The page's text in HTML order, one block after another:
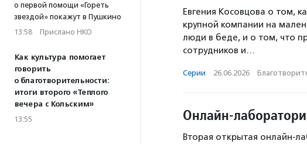
о первой помощи «Гореть
звездой» покажут в Пушкино
13:58 · Прислано НКО
Как культура помогает
говорить
о благотворительности:
итоги второго «Теплого
вечера с Кольским»
13:55
Евгения Косовцова о том,
крупной компании на
люди в беде, и о том, что
сотрудников и…
Серии · 26.06.2026 ·
Онлайн-
Вторая открытая онлайн-